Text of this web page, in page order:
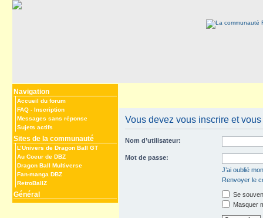
Navigation
Accueil du forum
FAQ - Inscription
Messages sans réponse
Sujets actifs
Sites de la communauté
L’Univers de Dragon Ball GT
Au Coeur de DBZ
Dragon Ball Multiverse
Fan-manga DBZ
RetroBallZ
Général
Vous devez vous inscrire et
Nom d’utilisateur:
Mot de passe:
J’ai oublié
Renvoyer le
Se
Masquer